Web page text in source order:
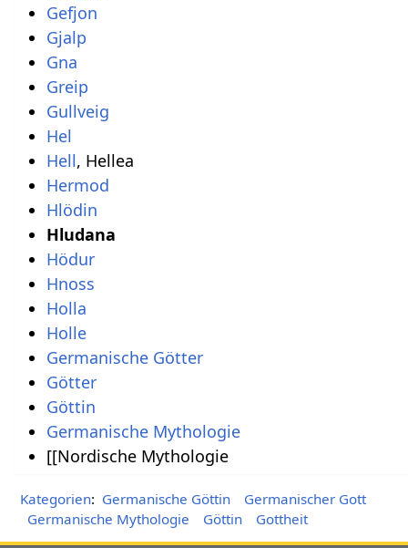
Gefjon
Gjalp
Gna
Greip
Gullveig
Hel
Hell, Hellea
Hermod
Hlödin
Hludana
Hödur
Hnoss
Holla
Holle
Germanische Götter
Götter
Göttin
Germanische Mythologie
[[Nordische Mythologie
Kategorien: Germanische Göttin
Germanischer Gott
Germanische Mythologie
Göttin Gottheit